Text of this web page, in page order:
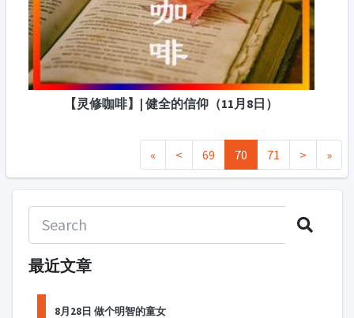
【灵修咖啡】| 健全的信仰（11月8日）
« < 69 70 71 > »
最近文章
8月28日 做个明智的童女